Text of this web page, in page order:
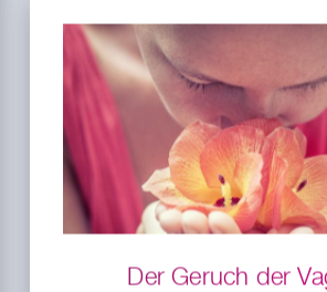
Der Geruch der